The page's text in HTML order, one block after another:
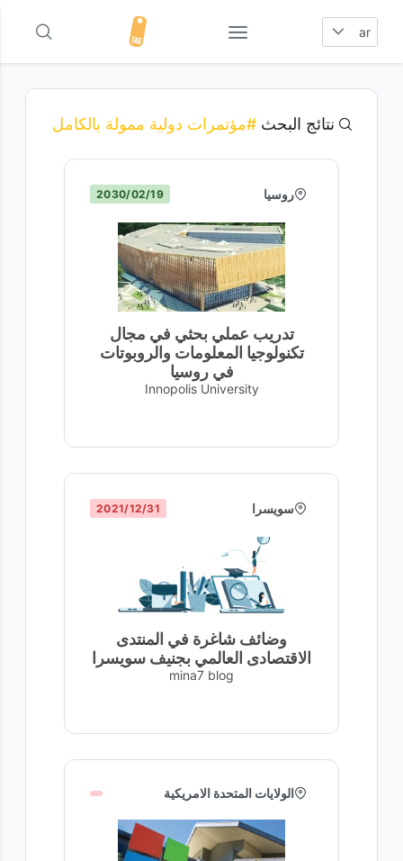
ar
نتائج البحث #مؤتمرات دولية ممولة بالكامل
روسيا 19‏/02‏/2030
تدريب عملي بحثي في مجال
تكنولوجيا المعلومات والروبوتات
في روسيا
Innopolis University
سويسرا 31‏/12‏/2021
وضائف شاغرة في المنتدى
الاقتصادى العالمي بجنيف سويسرا
mina7 blog
الولايات المتحدة الامريكية